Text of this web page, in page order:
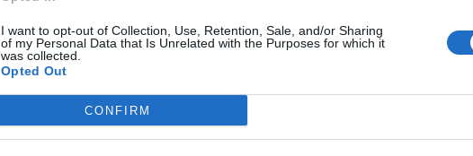
I want to opt-out of Collection, Use, Retention, Sale, and/or Sharing
of my Personal Data that Is Unrelated with the Purposes for which it
was collected.
Opted Out
CONFIRM
υποψηφίων HR corner